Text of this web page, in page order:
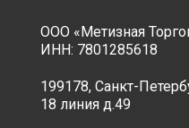
ООО «Метизная
ИНН: 7801285618
199178, Санкт-
18 линия д.49